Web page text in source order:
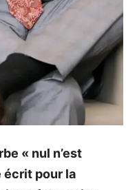
« nul n’est
écrit pour la